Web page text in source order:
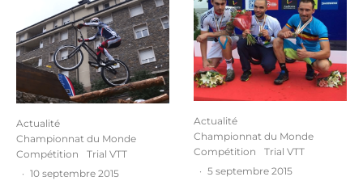
Actualité
Championnat du Monde
Compétition
Trial VTT
· 10 septembre 2015
Actualité
Championnat du Monde
Compétition
Trial VTT
· 5 septembre 2015